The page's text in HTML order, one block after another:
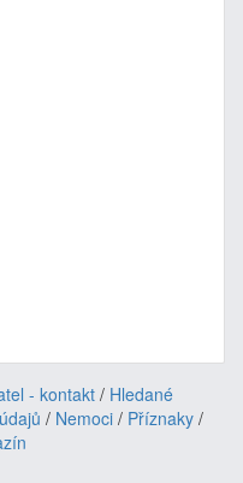
- kontakt/ Hledané
/ Nemoci / Příznaky /